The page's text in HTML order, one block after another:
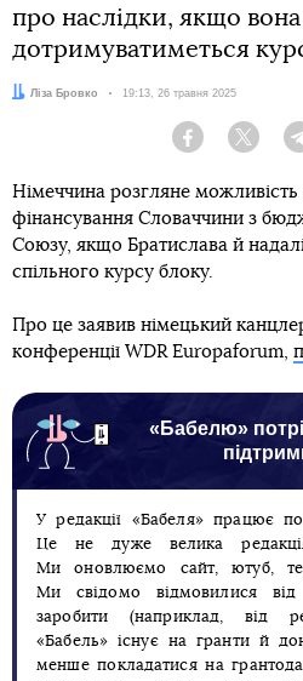
про наслідки, якщо
дотримуватиметься
Автор:
Ліза Бровко Дата:
19:13, 26 травня 2025
Facebook Twitter
Німеччина розгляне
фінансування Словаччини з
Союзу, якщо Братислава й
спільного курсу блоку.
Про це заявив німецький
конференції WDR Europaforum,
«Бабелю»
У редакції «Бабеля» працює
Це не дуже велика
Ми оновлюємо сайт, ютуб,
Ми свідомо відмовилися від
заробити (наприклад, від
«Бабель» існує на гранти й
менше покладатися на